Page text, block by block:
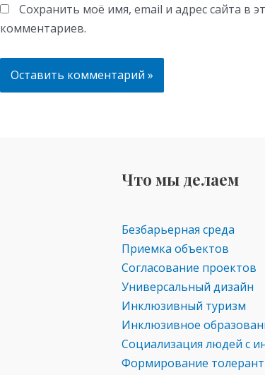
Сохранить моё имя, email и адрес сайта в
комментариев.
Что мы делаем
Безбарьерная среда
Приемка объектов
Согласование проектов
Универсальный дизайн
Инклюзивный туризм
Инклюзивное
Социализация людей с
Формирование